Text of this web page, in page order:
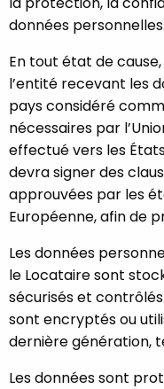
données personnelles.
En tout état de
l’entité recevant les
pays considéré
nécessaires par
effectué vers les
devra signer des
approuvées par les
Européenne, afin de
Les données
le Locataire sont
sécurisés et
sont encryptés ou
dernière génération,
Les données sont